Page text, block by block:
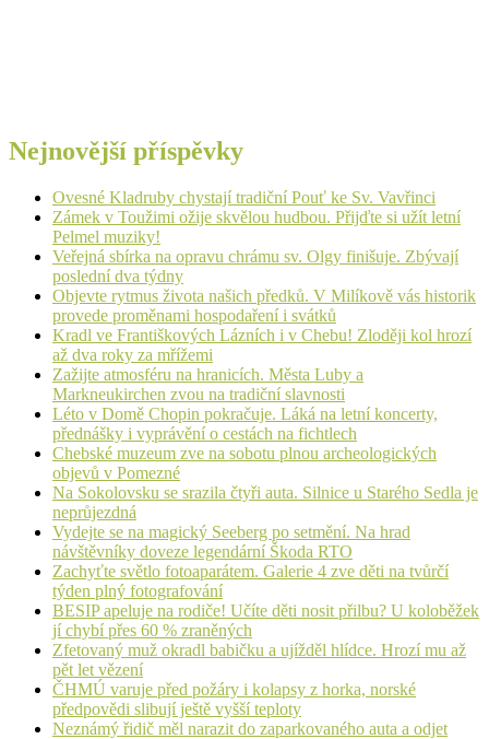
Nejnovější příspěvky
Ovesné Kladruby chystají tradiční Pouť ke Sv. Vavřinci
Zámek v Toužimi ožije skvělou hudbou. Přijďte si užít letní
Pelmel muziky!
Veřejná sbírka na opravu chrámu sv. Olgy finišuje. Zbývají
poslední dva týdny
Objevte rytmus života našich předků. V Milíkově vás historik
provede proměnami hospodaření i svátků
Kradl ve Františkových Lázních i v Chebu! Zloději kol hrozí
až dva roky za mřížemi
Zažijte atmosféru na hranicích. Města Luby a
Markneukirchen zvou na tradiční slavnosti
Léto v Domě Chopin pokračuje. Láká na letní koncerty,
přednášky i vyprávění o cestách na fichtlech
Chebské muzeum zve na sobotu plnou archeologických
objevů v Pomezné
Na Sokolovsku se srazila čtyři auta. Silnice u Starého Sedla je
neprůjezdná
Vydejte se na magický Seeberg po setmění. Na hrad
návštěvníky doveze legendární Škoda RTO
Zachyťte světlo fotoaparátem. Galerie 4 zve děti na tvůrčí
týden plný fotografování
BESIP apeluje na rodiče! Učíte děti nosit přilbu? U koloběžek
jí chybí přes 60 % zraněných
Zfetovaný muž okradl babičku a ujížděl hlídce. Hrozí mu až
pět let vězení
ČHMÚ varuje před požáry i kolapsy z horka, norské
předpovědi slibují ještě vyšší teploty
Neznámý řidič měl narazit do zaparkovaného auta a odjet